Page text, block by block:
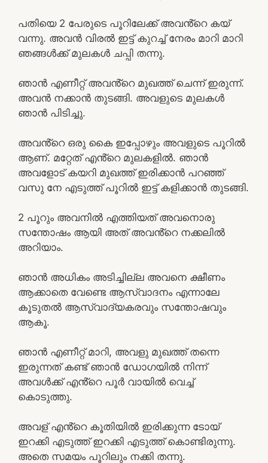
പതിയെ 2 പേരുടെ പൂറിലേക്ക് അവൻ്റെ കയ്
വന്നു. അവൻ വിരൽ ഇട്ട് കുറച്ച് നേരം മാറി മാറി
ഞങ്ങൾക്ക് മുലകൾ ചപ്പി തന്നു.
ഞാൻ എണീറ്റ് അവൻ്റെ മുഖത്ത് ചെന്ന് ഇരുന്ന്.
അവൻ നക്കാൻ തുടങ്ങി. അവളുടെ മുലകൾ
ഞാൻ പിടിച്ചു.
അവൻ്റെ ഒരു കൈ ഇപ്പോഴും അവളുടെ പൂറിൽ
ആണ്. മറ്റേത് എൻ്റെ മുലകളിൽ. ഞാൻ
അവളോട് കയറി മുഖത്ത് ഇരിക്കാൻ പറഞ്ഞ്
വസു നേ എടുത്ത് പൂറിൽ ഇട്ട് കളിക്കാൻ തുടങ്ങി.
2 പൂറും അവനിൽ എത്തിയത് അവനൊരു
സന്തോഷം ആയി അത് അവൻ്റെ നക്കലിൽ
അറിയാം.
ഞാൻ അധികം അടിച്ചില്ല അവനെ ക്ഷീണം
ആക്കാതെ വേണ്ടെ ആസ്വാദനം എന്നാലേ
കൂടുതൽ ആസ്വാദ്യകരവും സന്തോഷവും
ആകൂ.
ഞാൻ എണീറ്റ് മാറി, അവളു മുഖത്ത് തന്നെ
ഇരുന്നത് കണ്ട് ഞാൻ ഡോഗയിൽ നിന്ന്
അവൾക്ക് എൻ്റെ പൂർ വായിൽ വെച്ച്
കൊടുത്തു.
അവള് എൻ്റെ കൂതിയിൽ ഇരിക്കുന്ന ടോയ്
ഇറക്കി എടുത്ത് ഇറക്കി എടുത്ത് കൊണ്ടിരുന്നു.
അതെ സമയം പൂറിലും നക്കി തന്നു.